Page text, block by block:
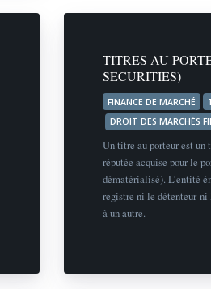
TITRES AU
SECURITIES)
FINANCE DE MARCHÉ
DROIT DES MARCHÉS
Un titre au porteur est
réputée acquise pour le
dématérialisé). L’entité
registre ni le détenteur ni
à un autre.